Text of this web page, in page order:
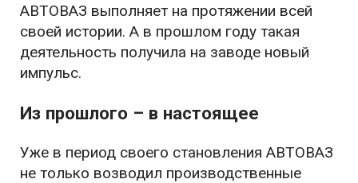
АВТОВАЗ выполняет на протяжении всей
своей истории. А в прошлом году такая
деятельность получила на заводе новый
импульс.
Из прошлого – в настоящее
Уже в период своего становления АВТОВАЗ
не только возводил производственные